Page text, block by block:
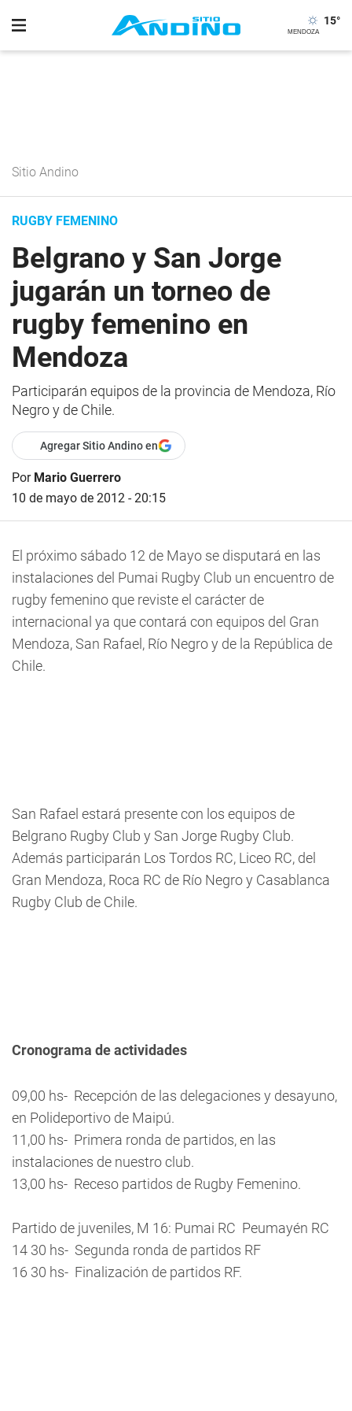
15°
Sitio Andino
RUGBY FEMENINO
Belgrano y San Jorge
jugarán un torneo de
rugby femenino en
Mendoza
Participarán equipos de la provincia de Mendoza, Río
Negro y de Chile.
Agregar Sitio Andino en
Por Mario Guerrero
10 de mayo de 2012 - 20:15
El próximo sábado 12 de Mayo se disputará en las
instalaciones del Pumai Rugby Club un encuentro de
rugby femenino que reviste el carácter de
internacional ya que contará con equipos del Gran
Mendoza, San Rafael, Río Negro y de la República de
Chile.
San Rafael estará presente con los equipos de
Belgrano Rugby Club y San Jorge Rugby Club.
Además participarán Los Tordos RC, Liceo RC, del
Gran Mendoza, Roca RC de Río Negro y Casablanca
Rugby Club de Chile.
Cronograma de actividades
09,00 hs- Recepción de las delegaciones y desayuno,
en Polideportivo de Maipú.
11,00 hs- Primera ronda de partidos, en las
instalaciones de nuestro club.
13,00 hs- Receso partidos de Rugby Femenino.
Partido de juveniles, M 16: Pumai RC  Peumayén RC
14 30 hs- Segunda ronda de partidos RF
16 30 hs- Finalización de partidos RF.